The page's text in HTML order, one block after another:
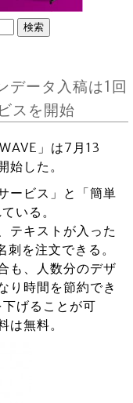
ータ入稿は1回
スを開始
」は7月13
始した。
ービス」と「簡単
いる。
テキストが入った
を注文できる。
も、人数分のデザ
り時間を節約でき
げることが可
無料。